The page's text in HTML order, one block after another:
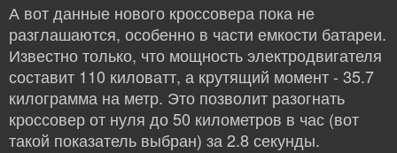
А вот данные нового кроссовера пока не
разглашаются, особенно в части емкости батареи.
Известно только, что мощность электродвигателя
составит 110 киловатт, а крутящий момент - 35.7
килограмма на метр. Это позволит разогнать
кроссовер от нуля до 50 километров в час (вот
такой показатель выбран) за 2.8 секунды.